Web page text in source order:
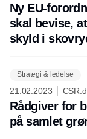
Ny EU-
skal bevise,
skyld i
Strategi & ledelse
21.02.2023
Rådgiver for
på samlet